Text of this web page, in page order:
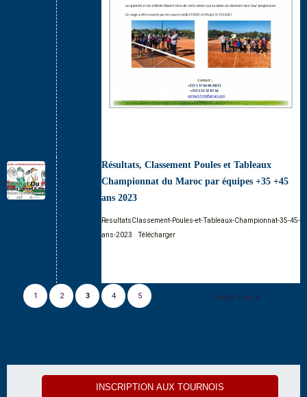
Résultats, Classement Poules et Tableaux
Championnat du Maroc par équipes +35 +45
ans 2023
ResultatsClassement-Poules-et-Tableaux-Championnat-35-45-
ans-2023
Télécharger
Page 3 sur 5
1 2 3 4 5
INSCRIPTION AUX TOURNOIS